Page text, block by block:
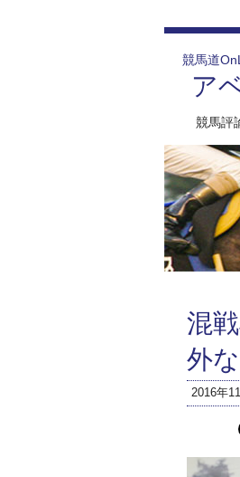
競馬道
ア
競馬評
混
外
2016年